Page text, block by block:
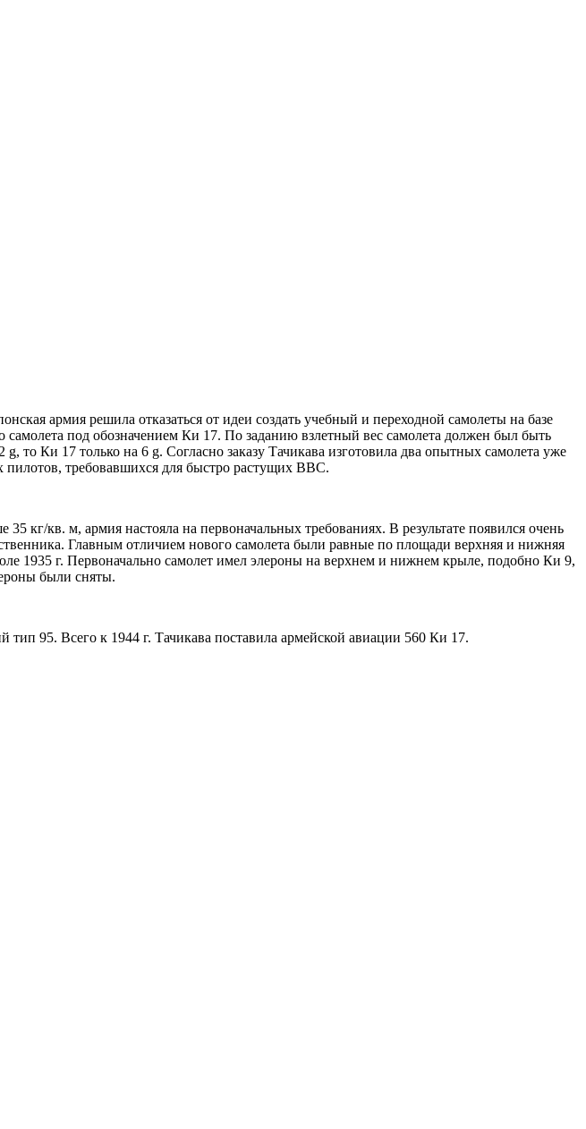
армия решила отказаться от идеи создать учебный и переходной самолеты на базе
самолета под обозначением Ки 17. По заданию взлетный вес самолета должен был быть
то Ки 17 только на 6 g. Согласно заказу Тачикава изготовила два опытных самолета уже
пилотов, требовавшихся для быстро растущих ВВС.
кг/кв. м, армия настояла на первоначальных требованиях. В результате появился очень
Главным отличием нового самолета были равные по площади верхняя и нижняя
1935 г. Первоначально самолет имел элероны на верхнем и нижнем крыле, подобно Ки 9,
были сняты.
95. Всего к 1944 г. Тачикава поставила армейской авиации 560 Ки 17.